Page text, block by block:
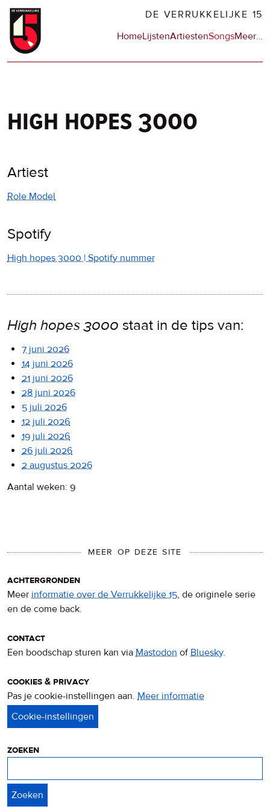
Overslaan
naar
DE VERRUKKELIJKE 15
Hoofdnavigatie
HomeLijstenArtiestenSongsMeerop
…
high hopes 3000
Artiest
Role Model
Spotify
High hopes 3000 | Spotify nummer
High hopes 3000 staat in de tips van:
7 juni 2026
14 juni 2026
21 juni 2026
28 juni 2026
5 juli 2026
12 juli 2026
19 juli 2026
26 juli 2026
2 augustus 2026
Aantal weken: 9
MEER OP DEZE SITE
achtergronden
Meer informatie over de Verrukkelijke 15, de originele serie
en de come back.
contact
Een boodschap sturen kan via Mastodon ofBluesky.
cookies & privacy
Pas je cookie-instellingen aan. Meer informatie
zoeken